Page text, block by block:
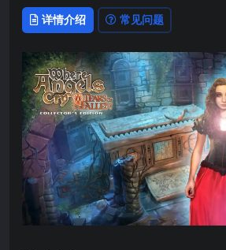
详情介绍 常见问题